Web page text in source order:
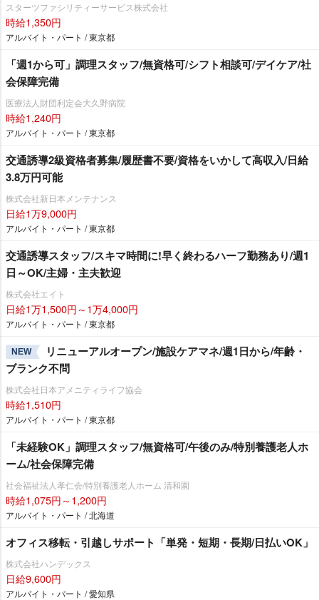
スターツファシリティーサービス株式会社
時給1,350円
アルバイト・パート / 東京都
「週1から可」調理スタッフ/無資格可/シフト相談可/デイケア/社
会保障完備
医療法人財団利定会大久野病院
時給1,240円
アルバイト・パート / 東京都
交通誘導2級資格者募集/履歴書不要/資格をいかして高収入/日給
3.8万円可能
株式会社新日本メンテナンス
日給1万9,000円
アルバイト・パート / 東京都
交通誘導スタッフ/スキマ時間に!早く終わるハーフ勤務あり/週1
日～OK/主婦・主夫歓迎
株式会社エイト
日給1万1,500円～1万4,000円
アルバイト・パート / 東京都
NEW
リニューアルオープン/施設ケアマネ/週1日から/年齢・
ブランク不問
株式会社日本アメニティライフ協会
時給1,510円
アルバイト・パート / 東京都
「未経験OK」調理スタッフ/無資格可/午後のみ/特別養護老人ホ
ーム/社会保障完備
社会福祉法人孝仁会/特別養護老人ホーム 清和園
時給1,075円～1,200円
アルバイト・パート / 北海道
オフィス移転・引越しサポート「単発・短期・長期/日払いOK」
株式会社ハンデックス
日給9,600円
アルバイト・パート / 愛知県